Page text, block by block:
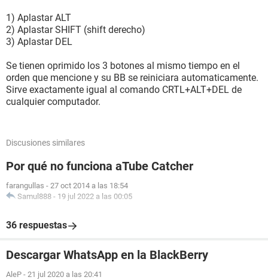
1) Aplastar ALT
2) Aplastar SHIFT (shift derecho)
3) Aplastar DEL
Se tienen oprimido los 3 botones al mismo tiempo en el
orden que mencione y su BB se reiniciara automaticamente.
Sirve exactamente igual al comando CRTL+ALT+DEL de
cualquier computador.
Discusiones similares
Por qué no funciona aTube Catcher
farangullas - 27 oct 2014 a las 18:54
Samul888 - 19 jul 2022 a las 00:05
36 respuestas
Descargar WhatsApp en la BlackBerry
AleP - 21 jul 2020 a las 20:41